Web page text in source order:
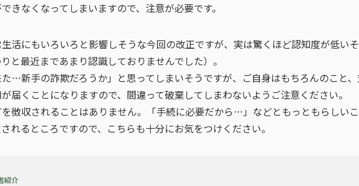
きなくなってしまいますので、注意が必要です。
活にもいろいろと影響しそうな今回の改正ですが、実は驚くほど認知度が低い
と最近まであまり認識しておりませんでした）。
…新手の詐欺だろうか」と思ってしまいそうですが、ご自身はもちろんのこと
届くことになりますので、間違って破棄してしまわないようご注意ください。
徴収されることはありません。「手続に必要だから…」などともっともらしい
れるところですので、こちらも十分にお気をつけください。
紹介